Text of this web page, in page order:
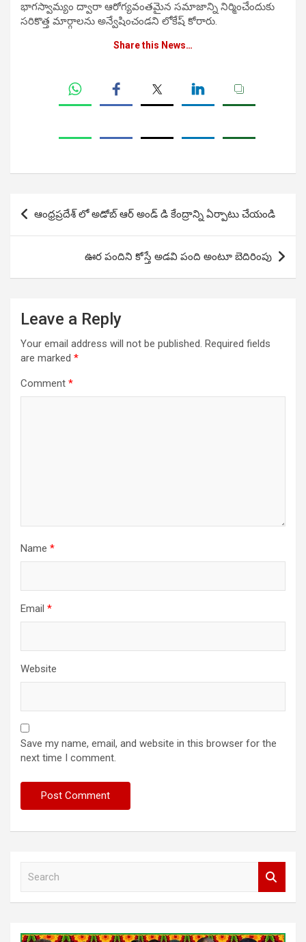
భాగస్వామ్యం ద్వారా ఆరోగ్యవంతమైన సమాజాన్ని నిర్మించేందుకు
సరికొత్త మార్గాలను అన్వేషించండని లోకేష్ కోరారు.
Share this News…
Post
navigation
ఆంధ్రప్రదేశ్ లో అడోబ్ ఆర్ అండ్ డి కేంద్రాన్ని ఏర్పాటు చేయండి
ఊర పందిని కోస్తే అడవి పంది అంటూ బెదిరింపు
Leave a Reply
Your email address will not be published. Required fields
are marked *
Comment *
Name *
Email *
Website
Save my name, email, and website in this browser for the
next time I comment.